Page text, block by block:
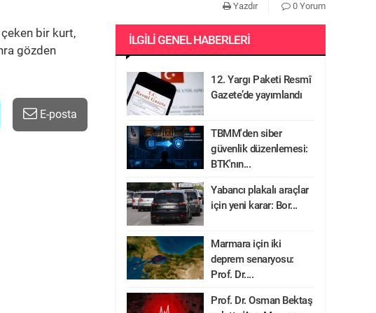
Yazdır 0 Yorum
bir kurt,
gözden
E-posta
İLGILI GENEL HABERLERI
12. Yargı Paketi Resmî
Gazete’de yayımlandı
TBMM'den siber
güvenlik düzenlemesi:
BTK'nın...
Yabancı plakalı araçlar
için yeni karar: Bor...
Marmara için iki
deprem senaryosu:
Prof. Dr....
Prof. Dr. Osman Bektaş